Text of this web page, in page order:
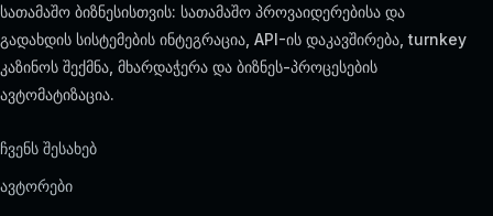
სათამაშო ბიზნესისთვის: სათამაშო პროვაიდერებისა და
გადახდის სისტემების ინტეგრაცია, API-ის დაკავშირება, turnkey
კაზინოს შექმნა, მხარდაჭერა და ბიზნეს-პროცესების
ავტომატიზაცია.
ჩვენს შესახებ
ავტორები